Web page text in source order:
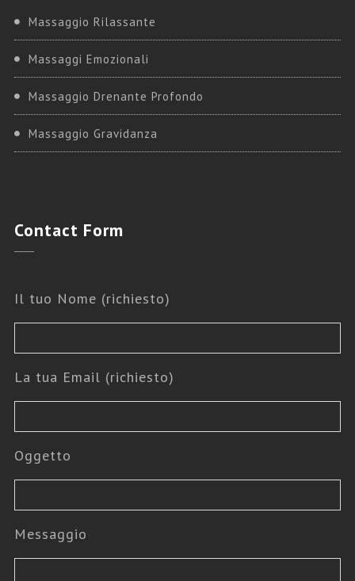
Massaggio Rilassante
Massaggi Emozionali
Massaggio Drenante Profondo
Massaggio Gravidanza
Contact Form
Il tuo Nome (richiesto)
La tua Email (richiesto)
Oggetto
Messaggio